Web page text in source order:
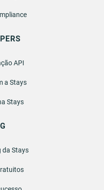
API
a Stays
Stays
da Stays